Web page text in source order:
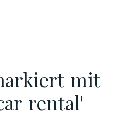
mit
rental'